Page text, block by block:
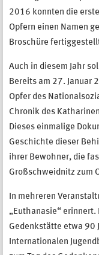
2016 konnten die
Opfern einen Namen
Broschüre
Auch in diesem Jahr
Bereits am 27. Januar
Opfer des
Chronik des
Dieses einmalige
Geschichte dieser
ihrer Bewohner, die
Großschweidnitz zum
In mehreren
„Euthanasie“ erinnert.
Gedenkstätte etwa 90
Internationalen